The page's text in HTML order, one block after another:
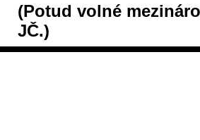
(Potud volné
JČ.)